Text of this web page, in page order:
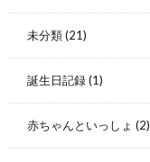
未分類(21)
誕生日記録(1)
赤ちゃんといっしょ (2)